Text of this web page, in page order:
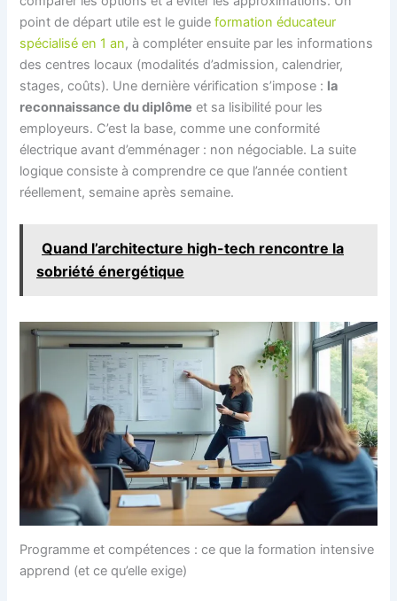
point de départ utile est le guideformation éducateur
spécialisé en 1 an, à compléter ensuite par les informations
des centres locaux (modalités d’admission, calendrier,
stages, coûts). Une dernière vérification s’impose : la
reconnaissance du diplôme et sa lisibilité pour les
employeurs. C’est la base, comme une conformité
électrique avant d’emménager : non négociable. La suite
logique consiste à comprendre ce que l’année contient
réellement, semaine après semaine.
Quand l’architecture high-tech rencontre la
sobriété énergétique
Programme et compétences : ce que la formation intensive
apprend (et ce qu’elle exige)